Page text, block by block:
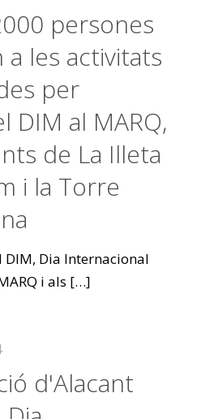
persones
les activitats
per
DIM al MARQ,
de La Illeta
i la Torre
DIM, Dia Internacional
i als […]
d'Alacant